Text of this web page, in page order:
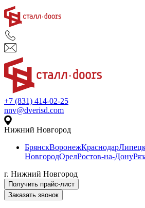
+7 (831) 414-02-25
nnv@dverisd.com
Нижний Новгород
БрянскВоронежКраснодар
НовгородОрелРостов-на-Дону
г. Нижний Новгород
Получить прайс-лист
Заказать звонок